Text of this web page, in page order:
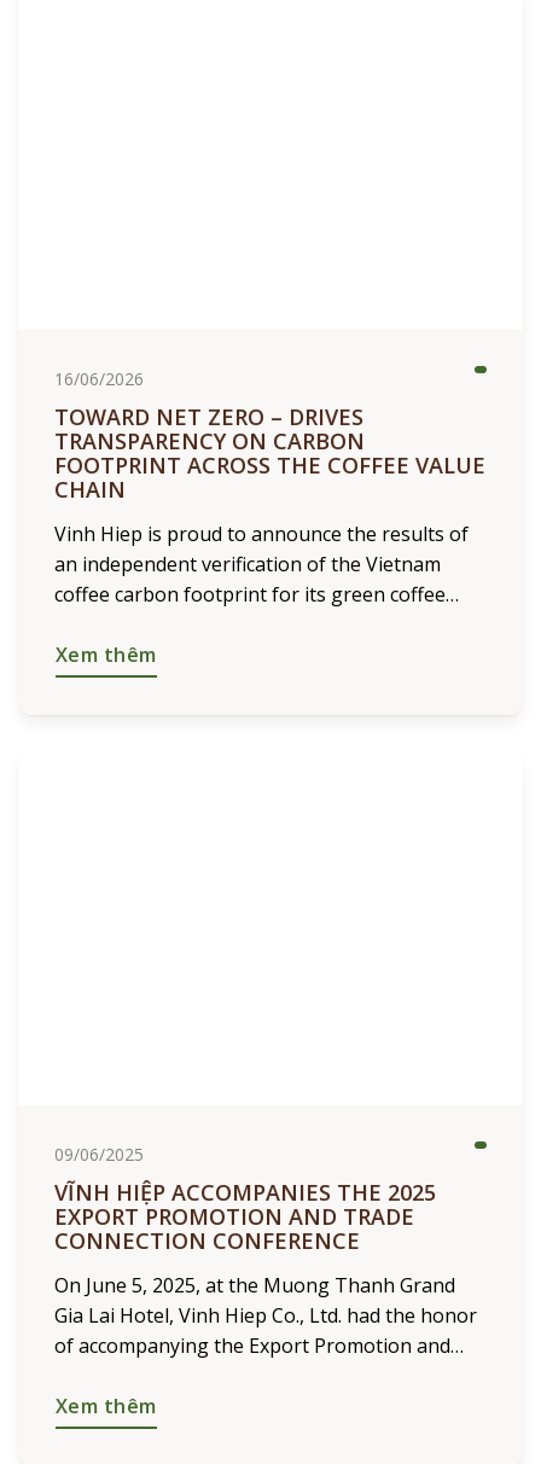
16/06/2026
TOWARD NET ZERO – DRIVES
TRANSPARENCY ON CARBON
FOOTPRINT ACROSS THE COFFEE VALUE
CHAIN
Vinh Hiep is proud to announce the results of
an independent verification of the Vietnam
coffee carbon footprint for its green coffee
international standard ISO 14067:2018. Verified
and
Xem thêm
09/06/2025
VĨNH HIỆP ACCOMPANIES THE 2025
EXPORT PROMOTION AND TRADE
CONNECTION CONFERENCE
On June 5, 2025, at the Muong Thanh Grand
Gia Lai Hotel, Vinh Hiep Co., Ltd. had the honor
of accompanying the Export Promotion and
enterprises in Gia Lai province and
Xem thêm